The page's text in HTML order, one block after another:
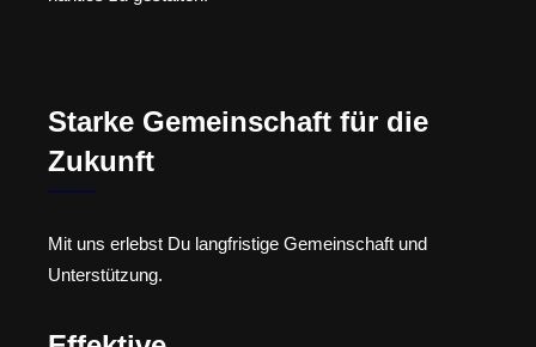
Starke Gemeinschaft für die
Zukunft
Mit uns erlebst Du langfristige Gemeinschaft und
Unterstützung.